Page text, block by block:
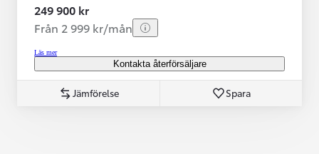
249 900 kr
Från 2 999 kr/mån
Läs mer
Kontakta återförsäljare
Jämförelse Spara